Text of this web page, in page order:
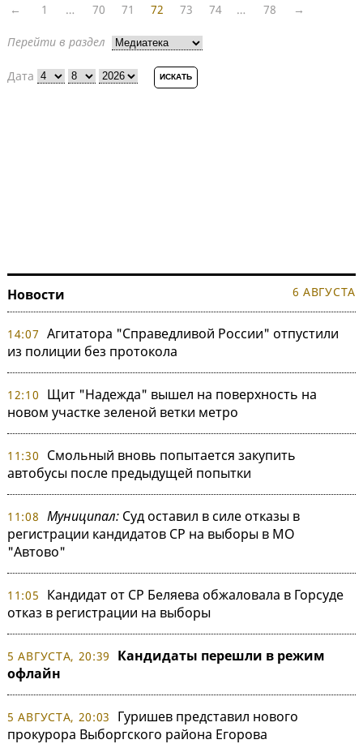
← 1 … 70 71 72 73 74 … 78 →
Перейти в раздел
Дата
Новости 6 АВГУСТА
14:07 Агитатора "Справедливой России" отпустили
из полиции без протокола
12:10
Щит "Надежда" вышел на поверхность на
новом участке зеленой ветки метро
11:30
Смольный вновь попытается закупить
автобусы после предыдущей попытки
11:08 Муниципал:Суд оставил в силе отказы в
регистрации кандидатов СР на выборы в МО
"Автово"
11:05
Кандидат от СР Беляева обжаловала в Горсуде
отказ в регистрации на выборы
5 АВГУСТА, 20:39
Кандидаты перешли в режим
офлайн
5 АВГУСТА, 20:03
Гуришев представил нового
прокурора Выборгского района Егорова